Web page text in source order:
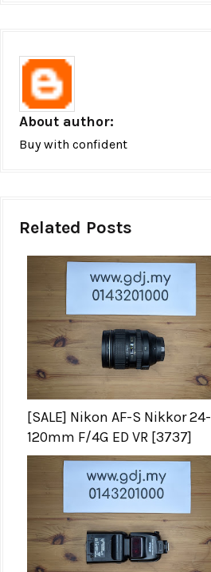
About author:
Buy with confident
Related Posts
[SALE] Nikon AF-S Nikkor 24-
120mm F/4G ED VR [3737]